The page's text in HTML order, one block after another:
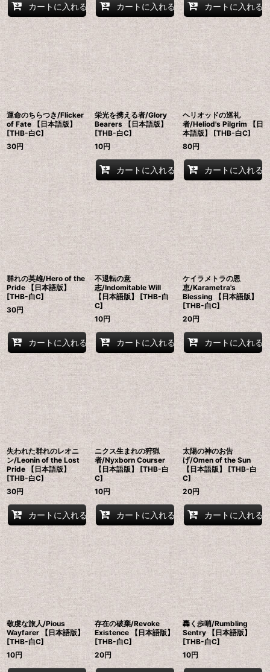
カートに入れる カートに入れる カートに入れる
運命のちらつき/Flicker
of Fate 【日本語版】
[THB-白C]
30円
栄光を携える者/Glory
Bearers 【日本語版】
[THB-白C]
10円
カートに入れる
ヘリオッドの巡礼
者/Heliod's Pilgrim 【日
本語版】 [THB-白C]
80円
カートに入れる
群れの英雄/Hero of the
Pride 【日本語版】
[THB-白C]
30円
カートに入れる
不退転の意
志/Indomitable Will
【日本語版】 [THB-白
C]
10円
カートに入れる
ケイラメトラの恩
恵/Karametra's
Blessing 【日本語版】
[THB-白C]
20円
カートに入れる
失われた群れのレオニ
ン/Leonin of the Lost
Pride 【日本語版】
[THB-白C]
30円
カートに入れる
ニクス生まれの狩猟
者/Nyxborn Courser
【日本語版】 [THB-白
C]
10円
カートに入れる
太陽の神のお告
げ/Omen of the Sun
【日本語版】 [THB-白
C]
20円
カートに入れる
敬虔な旅人/Pious
Wayfarer 【日本語版】
[THB-白C]
10円
存在の破棄/Revoke
Existence 【日本語版】
[THB-白C]
20円
轟く歩哨/Rumbling
Sentry 【日本語版】
[THB-白C]
10円